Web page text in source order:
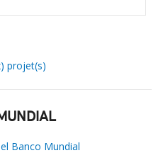
projet(s)
Banco Mundial